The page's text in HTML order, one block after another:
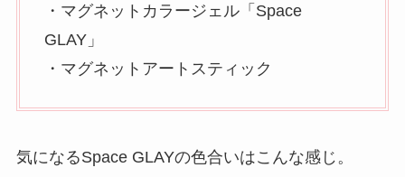
・マグネットカラージェル「Space
GLAY」
・マグネットアートスティック
気になるSpace GLAYの色合いはこんな感じ。